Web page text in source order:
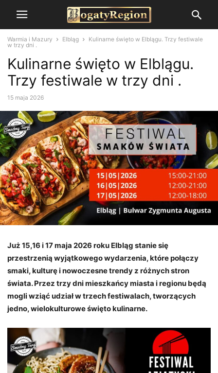
Warmia i Mazury Elbląg
Kulinarne święto w Elblągu. Trzy festiwale
w trzy dni .
Kulinarne święto w Elblągu.
Trzy festiwale w trzy dni .
15 maja 2026
Już 15,16 i 17 maja 2026 roku Elbląg stanie się
przestrzenią wyjątkowego wydarzenia, które połączy
smaki, kulturę i nowoczesne trendy z różnych stron
świata. Przez trzy dni mieszkańcy miasta i regionu będą
mogli wziąć udział w trzech festiwalach, tworzących
jedno, wielokulturowe święto kulinarne.